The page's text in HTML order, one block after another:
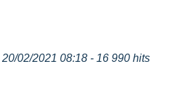
20/02/2021 08:18 - 16 990 hits